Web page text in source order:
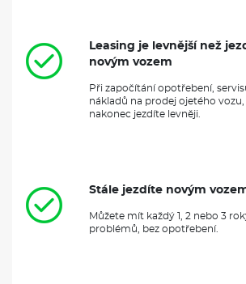
Leasing je levnější než
novým vozem
Při započítání opotřebení,
nákladů na prodej ojetého
nakonec jezdíte levněji.
Stále jezdíte novým
Můžete mít každý 1, 2 nebo 3
problémů, bez opotřebení.